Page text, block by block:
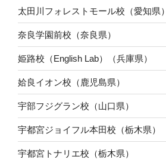
太田川フォレストモール校（愛知県）
奈良学園前校（奈良県）
姫路校（English Lab）（兵庫県）
姶良イオン校（鹿児島県）
宇部フジグラン校（山口県）
宇都宮ジョイフル本田校（栃木県）
宇都宮トナリエ校（栃木県）